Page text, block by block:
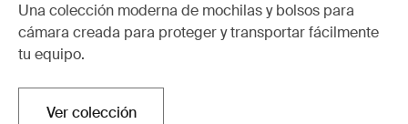
Una colección moderna de mochilas y bolsos para
cámara creada para proteger y transportar fácilmente
tu equipo.
Ver colección